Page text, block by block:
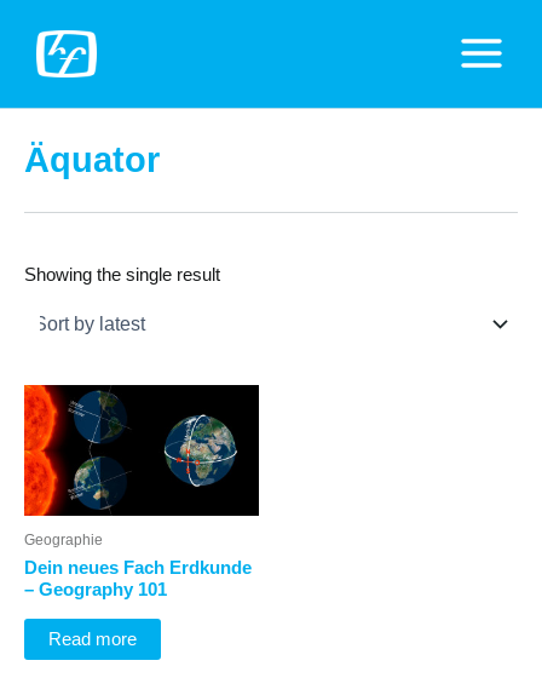
Inhalt
springen
Main
Äquator
Showing the single result
Geographie
Dein neues Fach Erdkunde
– Geography 101
Read more